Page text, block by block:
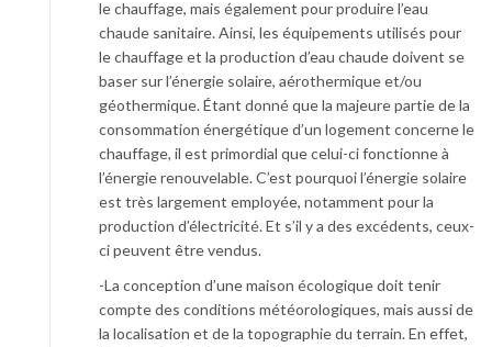
le chauffage, mais également pour produire l’eau
chaude sanitaire. Ainsi, les équipements utilisés pour
le chauffage et la production d’eau chaude doivent se
baser sur l’énergie solaire, aérothermique et/ou
géothermique. Étant donné que la majeure partie de la
consommation énergétique d’un logement concerne le
chauffage, il est primordial que celui-ci fonctionne à
l’énergie renouvelable. C’est pourquoi l’énergie solaire
est très largement employée, notamment pour la
production d’électricité. Et s’il y a des excédents, ceux-
ci peuvent être vendus.
-La conception d’une maison écologique doit tenir
compte des conditions météorologiques, mais aussi de
la localisation et de la topographie du terrain. En effet,